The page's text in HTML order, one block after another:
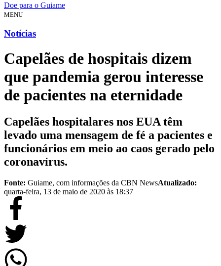
Doe para o Guiame
MENU
Notícias
Capelães de hospitais dizem
que pandemia gerou interesse
de pacientes na eternidade
Capelães hospitalares nos EUA têm
levado uma mensagem de fé a pacientes e
funcionários em meio ao caos gerado pelo
coronavírus.
Fonte: Guiame, com informações da CBN NewsAtualizado:
quarta-feira, 13 de maio de 2020 às 18:37